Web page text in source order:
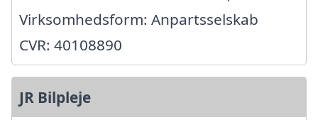
Virksomhedsform: Anpartsselskab
CVR: 40108890
JR Bilpleje